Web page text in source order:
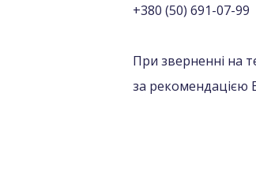
+380 (50) 691-07-99
При зверненні на
за рекомендацією